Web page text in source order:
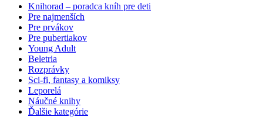
Knihorad – poradca kníh pre deti
Pre najmenších
Pre prvákov
Pre pubertiakov
Young Adult
Beletria
Rozprávky
Sci-fi, fantasy a komiksy
Leporelá
Náučné knihy
Ďalšie kategórie